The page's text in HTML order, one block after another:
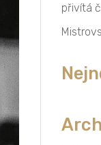
přivítá